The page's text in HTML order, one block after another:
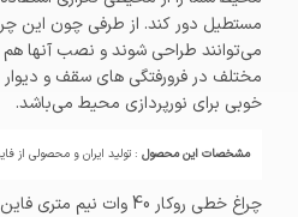
مستطیل دور کند. از طرفی چون این
می‌توانند طراحی شوند و نصب آنها
مختلف در فرورفتگی های سقف و
خوبی برای نورپردازی محیط می‌باشد.
مشخصات این محصول : تولید ایران و محصولی از